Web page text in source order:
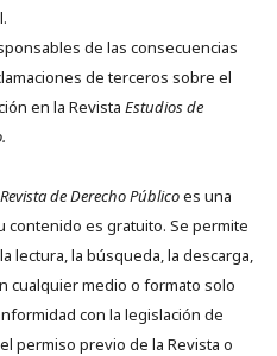
de las consecuencias
de terceros sobre el
en la Revista Estudios de
de Derecho Públicoes una
contenido es gratuito. Se permite
lectura, la búsqueda, la descarga,
cualquier medio o formato solo
con la legislación de
permiso previo de la Revista o